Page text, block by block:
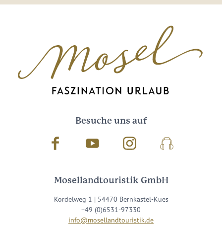
Besuche uns auf
Facebook Youtube InstagramPodcast
Mosellandtouristik GmbH
Kordelweg 1 | 54470 Bernkastel-Kues
+49 (0)6531-97330
info@mosellandtouristik.de